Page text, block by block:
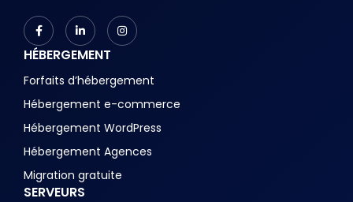
HÉBERGEMENT
Forfaits d’hébergement
Hébergement e-commerce
Hébergement WordPress
Hébergement Agences
Migration gratuite
SERVEURS